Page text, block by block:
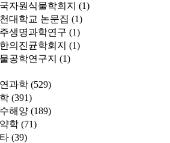
자원식물학회지 (1)
대학교 논문집 (1)
생명과학연구 (1)
의진균학회지 (1)
공학연구지 (1)
과학 (529)
(391)
해양 (189)
학 (71)
(39)